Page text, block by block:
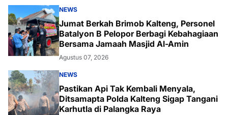
NEWS
Jumat Berkah Brimob Kalteng, Personel
Batalyon B Pelopor Berbagi Kebahagiaan
Bersama Jamaah Masjid Al-Amin
Agustus 07, 2026
NEWS
Pastikan Api Tak Kembali Menyala,
Ditsamapta Polda Kalteng Sigap Tangani
Karhutla di Palangka Raya